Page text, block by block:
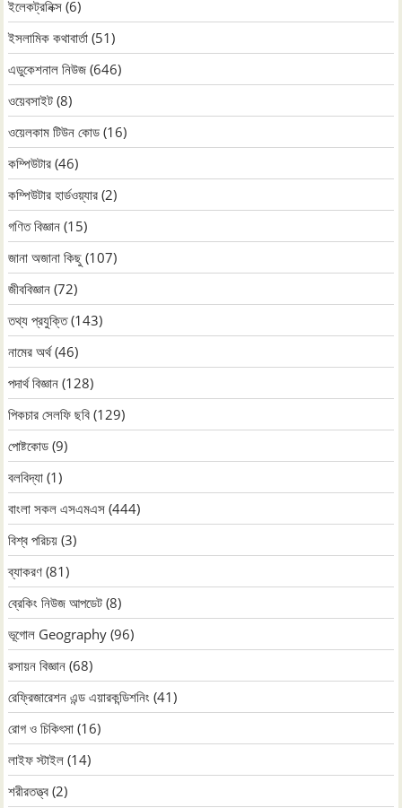
ইলেকট্রনিক্স (6)
ইসলামিক কথাবার্তা (51)
এডুকেশনাল নিউজ (646)
ওয়েবসাইট (8)
ওয়েলকাম টিউন কোড (16)
কম্পিউটার (46)
কম্পিউটার হার্ডওয়্যার (2)
গণিত বিজ্ঞান (15)
জানা অজানা কিছু (107)
জীববিজ্ঞান (72)
তথ্য প্রযুক্তি(143)
নামের অর্থ(46)
পদার্থ বিজ্ঞান (128)
পিকচার সেলফি ছবি (129)
পোষ্টকোড (9)
বলবিদ্যা (1)
বাংলা সকল এসএমএস (444)
বিশ্ব পরিচয় (3)
ব্যাকরণ (81)
ব্রেকিং নিউজ আপডেট (8)
ভূগোল Geography (96)
রসায়ন বিজ্ঞান (68)
রেফ্রিজারেশন এন্ড এয়ারকন্ডিশনিং (41)
রোগ ও চিকিৎসা (16)
লাইফ স্টাইল (14)
শরীরতত্ত্ব (2)